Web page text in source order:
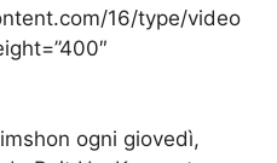
16/type/video
ogni giovedì,